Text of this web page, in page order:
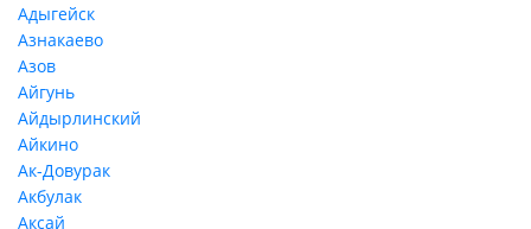
Адыгейск
Азнакаево
Азов
Айгунь
Айдырлинский
Айкино
Ак-Довурак
Акбулак
Аксай